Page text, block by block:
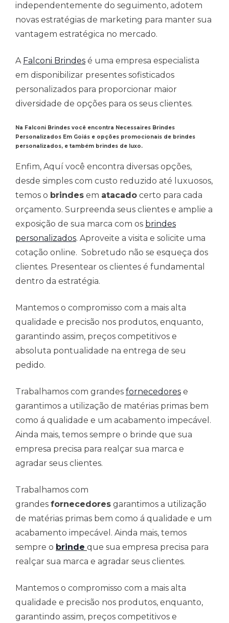
independentemente do seguimento, adotem
novas estratégias de marketing para manter sua
vantagem estratégica no mercado.
A Falconi Brindes é uma empresa especialista
em disponibilizar presentes sofisticados
personalizados para proporcionar maior
diversidade de opções para os seus clientes.
Na Falconi Brindes você encontra Necessaires Brindes
Personalizados Em Goiás e opções promocionais de brindes
personalizados, e também brindes de luxo.
Enfim, Aquí você encontra diversas opções,
desde simples com custo reduzido até luxuosos,
temos o brindes em atacado certo para cada
orçamento. Surpreenda seus clientes e amplie a
exposição de sua marca com os brindes
personalizados. Aproveite a visita e solicite uma
cotação online. Sobretudo não se esqueça dos
clientes. Presentear os clientes é fundamental
dentro da estratégia.
Mantemos o compromisso com a mais alta
qualidade e precisão nos produtos, enquanto,
garantindo assim, preços competitivos e
absoluta pontualidade na entrega de seu
pedido.
Trabalhamos com grandes fornecedores e
garantimos a utilização de matérias primas bem
como á qualidade e um acabamento impecável.
Ainda mais, temos sempre o brinde que sua
empresa precisa para realçar sua marca e
agradar seus clientes.
Trabalhamos com
grandes fornecedores garantimos a utilização
de matérias primas bem como á qualidade e um
acabamento impecável. Ainda mais, temos
sempre o brinde que sua empresa precisa para
realçar sua marca e agradar seus clientes.
Mantemos o compromisso com a mais alta
qualidade e precisão nos produtos, enquanto,
garantindo assim, preços competitivos e